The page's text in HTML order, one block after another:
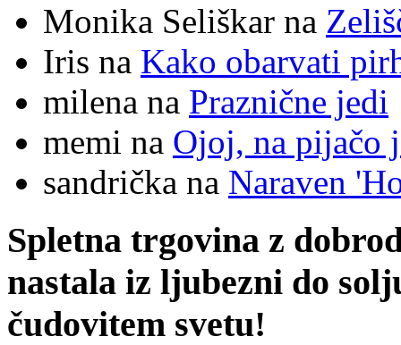
Monika Seliškar na
Iris na Kako obarvati
milena na Praznične jedi
memi na Ojoj, na pijačo
sandrička na Naraven
Spletna trgovina z
nastala iz ljubezni do
čudovitem svetu!